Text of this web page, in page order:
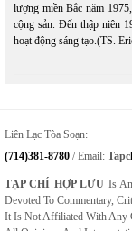
lượng miền Bắc năm
cộng sản. Đến thập niên
hoạt động sáng tạo.(TS.
Liên Lạc Tòa Soạn:
(714)381-8780 / Email: Tapc
TẠP CHÍ HỢP LƯU Is
Devoted To Commentary,
It Is Not Affiliated With Any